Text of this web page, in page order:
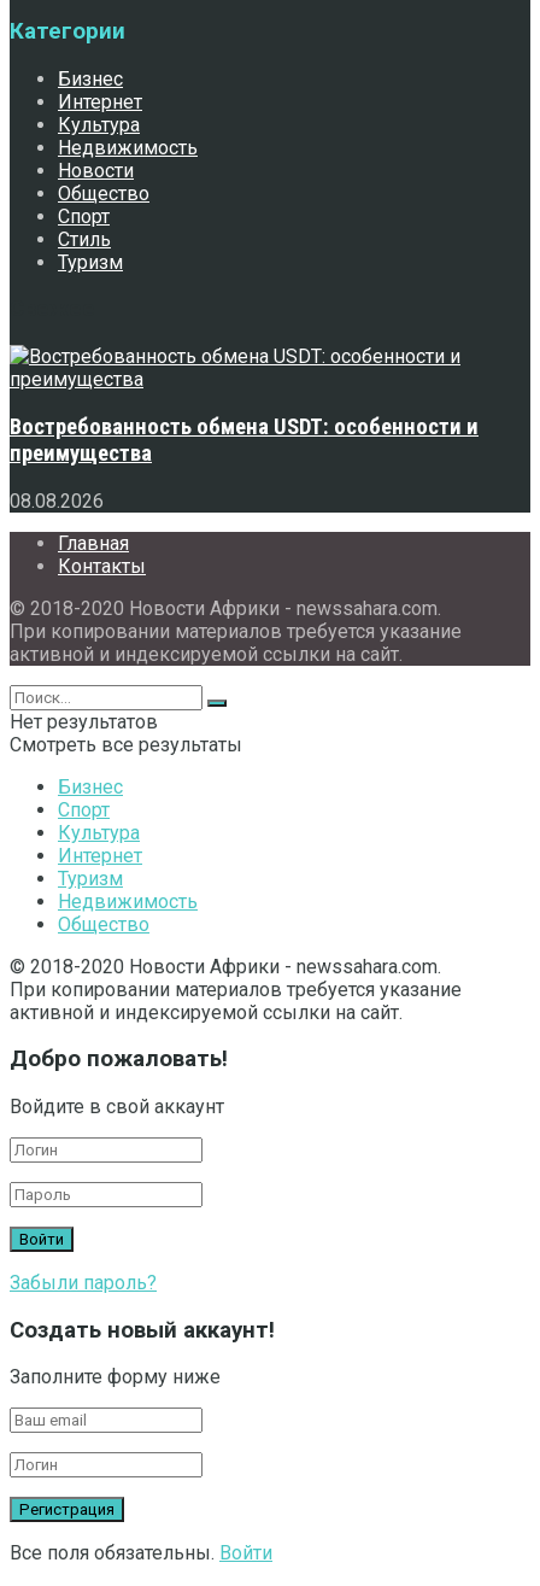
Категории
Бизнес
Интернет
Культура
Недвижимость
Новости
Общество
Спорт
Стиль
Туризм
Востребованность обмена USDT: особенности и
преимущества
08.08.2026
Главная
Контакты
© 2018-2020 Новости Африки - newssahara.com.
При копировании материалов требуется указание
активной и индексируемой ссылки на сайт.
Нет результатов
Смотреть все результаты
Бизнес
Спорт
Культура
Интернет
Туризм
Недвижимость
Общество
© 2018-2020 Новости Африки - newssahara.com.
При копировании материалов требуется указание
активной и индексируемой ссылки на сайт.
Добро пожаловать!
Войдите в свой аккаунт
Забыли пароль?
Создать новый аккаунт!
Заполните форму ниже
Все поля обязательны. Войти